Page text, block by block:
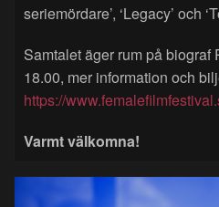
seriemördare’, ‘Legacy’ och
Samtalet äger rum på biograf
18.00, mer information och
https://
Varmt välkomna!